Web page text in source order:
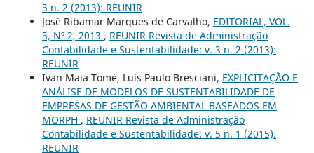
3 n. 2 (2013): REUNIR
José Ribamar Marques de Carvalho, EDITORIAL, VOL.
3, Nº 2, 2013 , REUNIR Revista de Administração
Contabilidade e Sustentabilidade: v. 3 n. 2 (2013):
REUNIR
Ivan Maia Tomé, Luís Paulo Bresciani, EXPLICITAÇÃO E
ANÁLISE DE MODELOS DE SUSTENTABILIDADE DE
EMPRESAS DE GESTÃO AMBIENTAL BASEADOS EM
MORPH , REUNIR Revista de Administração
Contabilidade e Sustentabilidade: v. 5 n. 1 (2015):
REUNIR